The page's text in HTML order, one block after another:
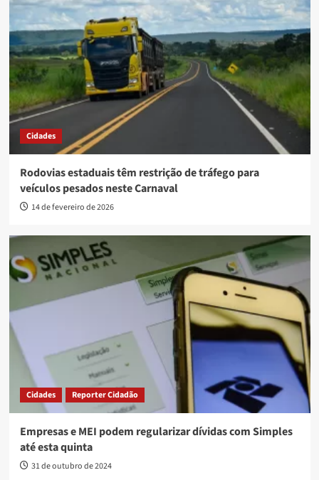
Cidades
Rodovias estaduais têm restrição de tráfego para
veículos pesados neste Carnaval
14 de fevereiro de 2026
Cidades Reporter Cidadão
Empresas e MEI podem regularizar dívidas com Simples
até esta quinta
31 de outubro de 2024